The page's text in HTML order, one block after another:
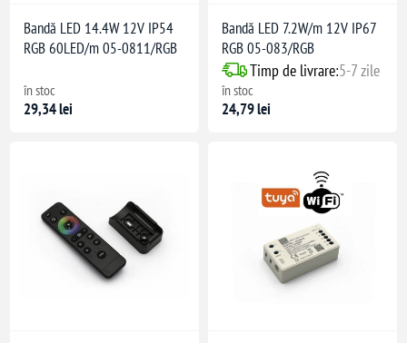
Bandă LED 14.4W 12V IP54
RGB 60LED/m 05-0811/RGB
în stoc
29,34 lei
Bandă LED 7.2W/m 12V IP67
RGB 05-083/RGB
Timp de livrare:5-7 zile
în stoc
24,79 lei